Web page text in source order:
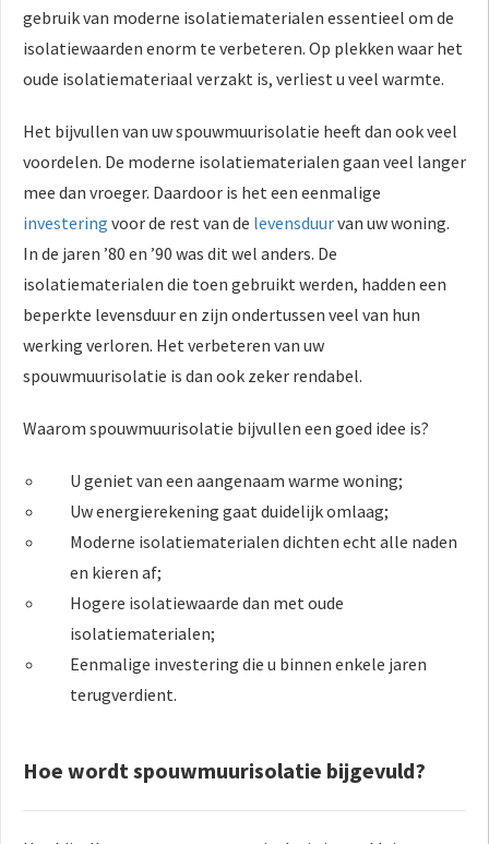
gebruik van moderne isolatiematerialen essentieel om de
isolatiewaarden enorm te verbeteren. Op plekken waar het
oude isolatiemateriaal verzakt is, verliest u veel warmte.
Het bijvullen van uw spouwmuurisolatie heeft dan ook veel
voordelen. De moderne isolatiematerialen gaan veel langer
mee dan vroeger. Daardoor is het een eenmalige
investering voor de rest van de levensduurvan uw woning.
In de jaren ’80 en ’90 was dit wel anders. De
isolatiematerialen die toen gebruikt werden, hadden een
beperkte levensduur en zijn ondertussen veel van hun
werking verloren. Het verbeteren van uw
spouwmuurisolatie is dan ook zeker rendabel.
Waarom spouwmuurisolatie bijvullen een goed idee is?
U geniet van een aangenaam warme woning;
Uw energierekening gaat duidelijk omlaag;
Moderne isolatiematerialen dichten echt alle naden
en kieren af;
Hogere isolatiewaarde dan met oude
isolatiematerialen;
Eenmalige investering die u binnen enkele jaren
terugverdient.
Hoe wordt spouwmuurisolatie bijgevuld?